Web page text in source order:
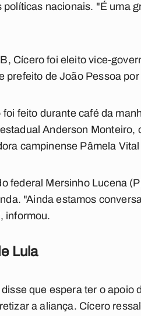
políticas nacionais. "É uma
Cícero foi eleito vice-
prefeito de João Pessoa
foi feito durante café da
Anderson Monteiro,
campinense Pâmela
federal Mersinho Lucena
"Ainda estamos
informou.
Lula
que espera ter o
a aliança. Cícero